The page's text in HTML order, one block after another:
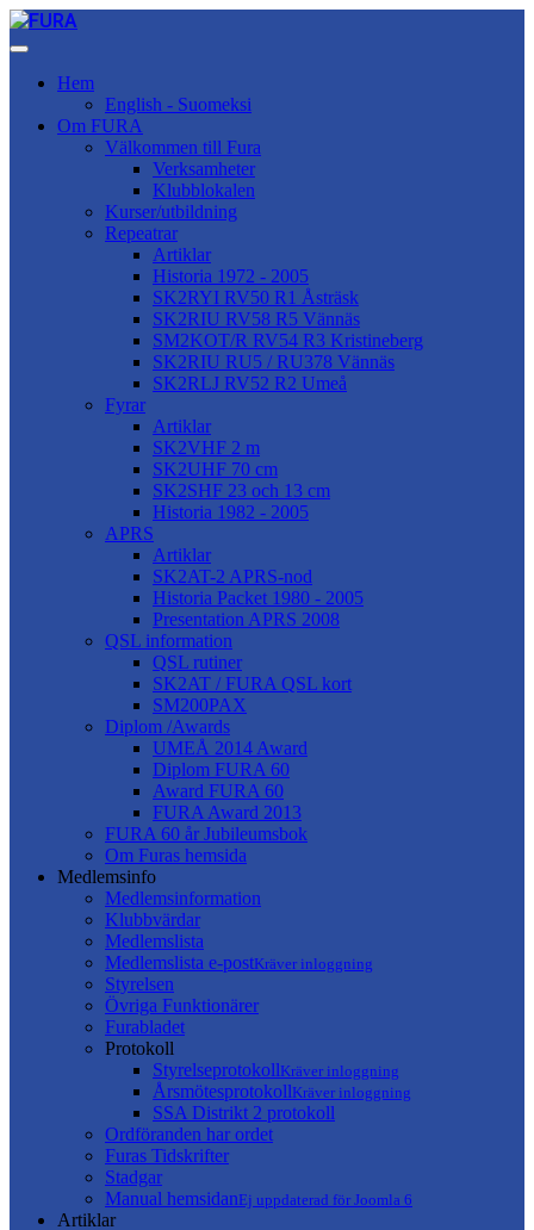
Hem
English - Suomeksi
Om FURA
Välkommen till Fura
Verksamheter
Klubblokalen
Kurser/utbildning
Repeatrar
Artiklar
Historia 1972 - 2005
SK2RYI RV50 R1 Åsträsk
SK2RIU RV58 R5 Vännäs
SM2KOT/R RV54 R3 Kristineberg
SK2RIU RU5 / RU378 Vännäs
SK2RLJ RV52 R2 Umeå
Fyrar
Artiklar
SK2VHF 2 m
SK2UHF 70 cm
SK2SHF 23 och 13 cm
Historia 1982 - 2005
APRS
Artiklar
SK2AT-2 APRS-nod
Historia Packet 1980 - 2005
Presentation APRS 2008
QSL information
QSL rutiner
SK2AT / FURA QSL kort
SM200PAX
Diplom /Awards
UMEÅ 2014 Award
Diplom FURA 60
Award FURA 60
FURA Award 2013
FURA 60 år Jubileumsbok
Om Furas hemsida
Medlemsinfo
Medlemsinformation
Klubbvärdar
Medlemslista
Medlemslista e-postKräver inloggning
Styrelsen
Övriga Funktionärer
Furabladet
Protokoll
StyrelseprotokollKräver inloggning
ÅrsmötesprotokollKräver inloggning
SSA Distrikt 2 protokoll
Ordföranden har ordet
Furas Tidskrifter
Stadgar
Manual hemsidanEj uppdaterad för Joomla 6
Artiklar